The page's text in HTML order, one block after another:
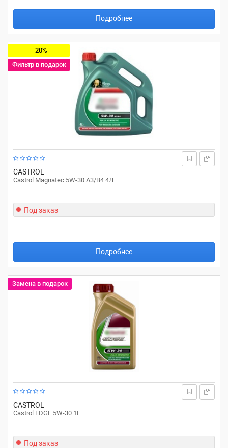
Подробнее
CASTROL
Castrol Magnatec 5W-30 A3/B4 4Л
- 20%
Фильтр в подарок
Под заказ
Подробнее
CASTROL
Castrol EDGE 5W-30 1L
Замена в подарок
Под заказ